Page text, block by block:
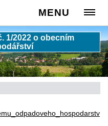
MENU
1/2022 o obecním